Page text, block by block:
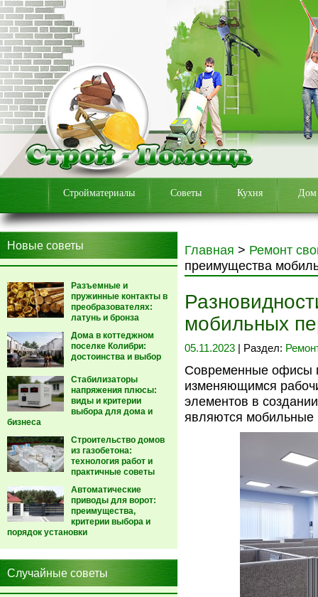
Стройматериалы Советы Кухня Дом
Новые советы
Разъемные и
пружинные контакты в
преобразователях:
латунь и бронза
Дома в коттеджном
поселке Колибри:
достоинства и выбор
Стабилизаторы
напряжения плюсы:
виды и критерии
выбора для дома и
бизнеса
Строительство домов
из газобетона:
технология работ и
практичные советы
Автоматические
приводы для ворот:
преимущества,
критерии выбора и
порядок установки
Случайные советы
Главная > Ремонт
преимущества
мобильных
05.11.2023 | Раздел:
Современные офисы
изменяющимся
элементов в
являются мобильные